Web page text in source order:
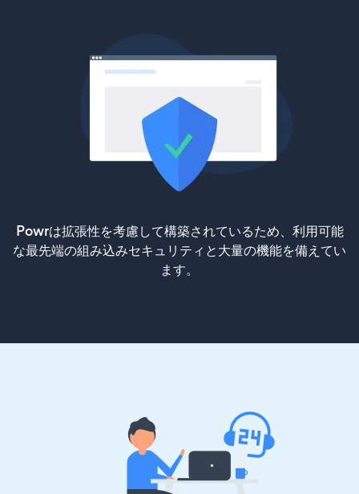
Powrは拡張性を考慮して構築されているため、利用可能
な最先端の組み込みセキュリティと大量の機能を備えてい
ます。